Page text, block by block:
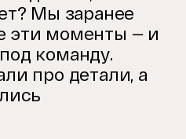
Мы заранее
эти моменты — и
команду.
про детали, а